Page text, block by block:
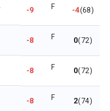
-9 F -4(68)
-8 F 0(72)
-8 F 0(72)
-8 F 2(74)